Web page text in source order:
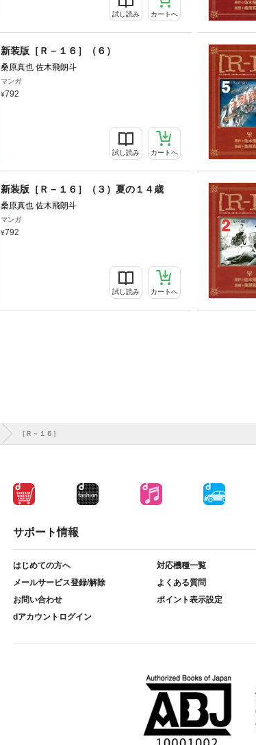
試し読み カートへ
新装版［Ｒ－１６］（６）
桑原真也 佐木飛朗斗
マンガ
792
試し読み カートへ
新装版［Ｒ－１６］（３）夏の１４歳
桑原真也 佐木飛朗斗
マンガ
792
試し読み カートへ
［Ｒ－１６］
サポート情報
はじめての方へ
対応機種一覧
メールサービス登録/解除
よくある質問
お問い合わせ
ポイント表示設定
dアカウントログイン